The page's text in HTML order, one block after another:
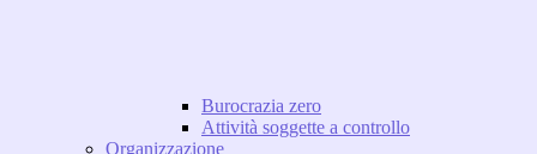
Burocrazia zero
Attività soggette a controllo
Organizzazione